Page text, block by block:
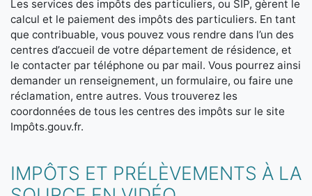
Les services des impôts des particuliers, ou SIP, gèrent le
calcul et le paiement des impôts des particuliers. En tant
que contribuable, vous pouvez vous rendre dans l’un des
centres d’accueil de votre département de résidence, et
le contacter par téléphone ou par mail. Vous pourrez ainsi
demander un renseignement, un formulaire, ou faire une
réclamation, entre autres. Vous trouverez les
coordonnées de tous les centres des impôts sur le site
Impôts.gouv.fr.
IMPÔTS ET PRÉLÈVEMENTS À LA